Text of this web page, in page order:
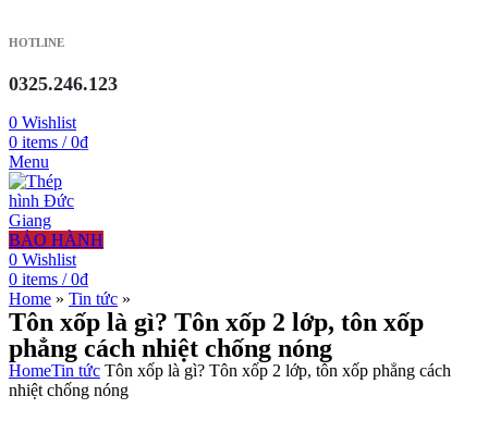
HOTLINE
0325.246.123
0 Wishlist
0 items / 0₫
Menu
BẢO HÀNH
0 Wishlist
0 items / 0₫
Home » Tin tức »
Tôn xốp là gì? Tôn xốp 2 lớp, tôn xốp
phẳng cách nhiệt chống nóng
HomeTin tức Tôn xốp là gì? Tôn xốp 2 lớp, tôn xốp phẳng cách
nhiệt chống nóng